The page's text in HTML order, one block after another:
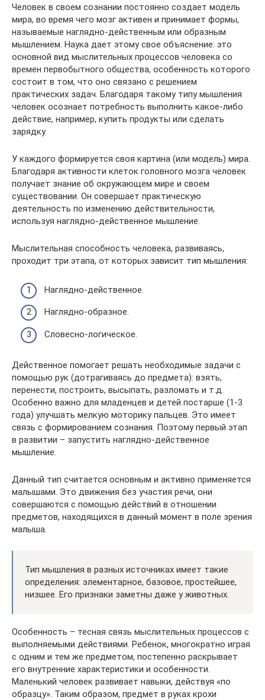
Человек в своем сознании постоянно создает модель
мира, во время чего мозг активен и принимает формы,
называемые наглядно-действенным или образным
мышлением. Наука дает этому свое объяснение: это
основной вид мыслительных процессов человека со
времен первобытного общества, особенность которого
состоит в том, что оно связано с решением
практических задач. Благодаря такому типу мышления
человек осознает потребность выполнить какое-либо
действие, например, купить продукты или сделать
зарядку.
У каждого формируется своя картина (или модель) мира.
Благодаря активности клеток головного мозга человек
получает знание об окружающем мире и своем
существовании. Он совершает практическую
деятельность по изменению действительности,
используя наглядно-действенное мышление.
Мыслительная способность человека, развиваясь,
проходит три этапа, от которых зависит тип мышления:
Наглядно-действенное.
Наглядно-образное.
Словесно-логическое.
Действенное помогает решать необходимые задачи с
помощью рук (дотрагиваясь до предмета): взять,
перенести, построить, высыпать, разломать и т.д.
Особенно важно для младенцев и детей постарше (1-3
года) улучшать мелкую моторику пальцев. Это имеет
связь с формированием сознания. Поэтому первый этап
в развитии – запустить наглядно-действенное
мышление.
Данный тип считается основным и активно применяется
малышами. Это движения без участия речи, они
совершаются с помощью действий в отношении
предметов, находящихся в данный момент в поле зрения
малыша.
Тип мышления в разных источниках имеет такие
определения: элементарное, базовое, простейшее,
низшее. Его признаки заметны даже у животных.
Особенность – тесная связь мыслительных процессов с
выполняемыми действиями. Ребенок, многократно играя
с одним и тем же предметом, постепенно раскрывает
его внутренние характеристики и особенности.
Маленький человек развивает навыки, действуя «по
образцу». Таким образом, предмет в руках крохи